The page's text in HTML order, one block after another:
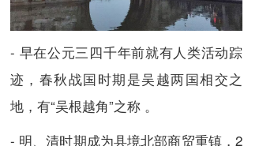
- 早在公元三四千年前就有人类活动踪
迹，春秋战国时期是吴越两国相交之
地，有“吴根越角”之称 。
- 明、清时期成为县境北部商贸重镇，2